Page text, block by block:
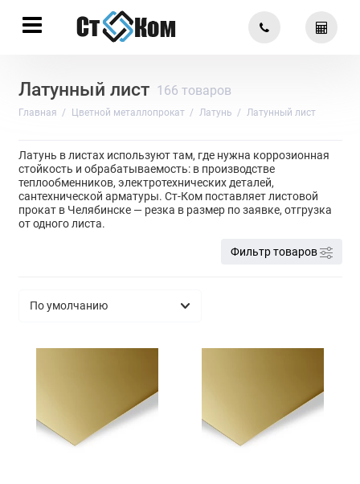
Латунный лист 166 товаров
Главная Цветной металлопрокат Латунь Латунный лист
Латунь в листах используют там, где нужна коррозионная
стойкость и обрабатываемость: в производстве
теплообменников, электротехнических деталей,
сантехнической арматуры. Ст-Ком поставляет листовой
прокат в Челябинске — резка в размер по заявке, отгрузка
от одного листа.
Фильтр товаров